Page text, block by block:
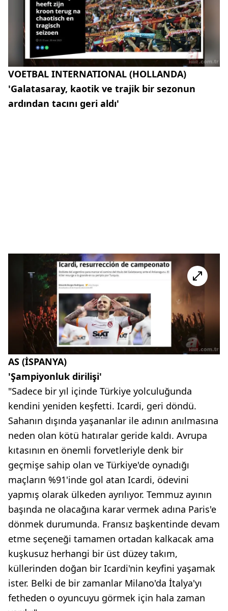
VOETBAL INTERNATIONAL (HOLLANDA)
'Galatasaray, kaotik ve trajik bir sezonun
ardından tacını geri aldı'
AS (İSPANYA)
'Şampiyonluk dirilişi'
"Sadece bir yıl içinde Türkiye yolculuğunda
kendini yeniden keşfetti. Icardi, geri döndü.
Sahanın dışında yaşananlar ile adının anılmasına
neden olan kötü hatıralar geride kaldı. Avrupa
kıtasının en önemli forvetleriyle denk bir
geçmişe sahip olan ve Türkiye'de oynadığı
maçların %91'inde gol atan Icardi, ödevini
yapmış olarak ülkeden ayrılıyor. Temmuz ayının
başında ne olacağına karar vermek adına Paris'e
dönmek durumunda. Fransız başkentinde devam
etme seçeneği tamamen ortadan kalkacak ama
kuşkusuz herhangi bir üst düzey takım,
küllerinden doğan bir Icardi'nin keyfini yaşamak
ister. Belki de bir zamanlar Milano'da İtalya'yı
fetheden o oyuncuyu görmek için hala zaman